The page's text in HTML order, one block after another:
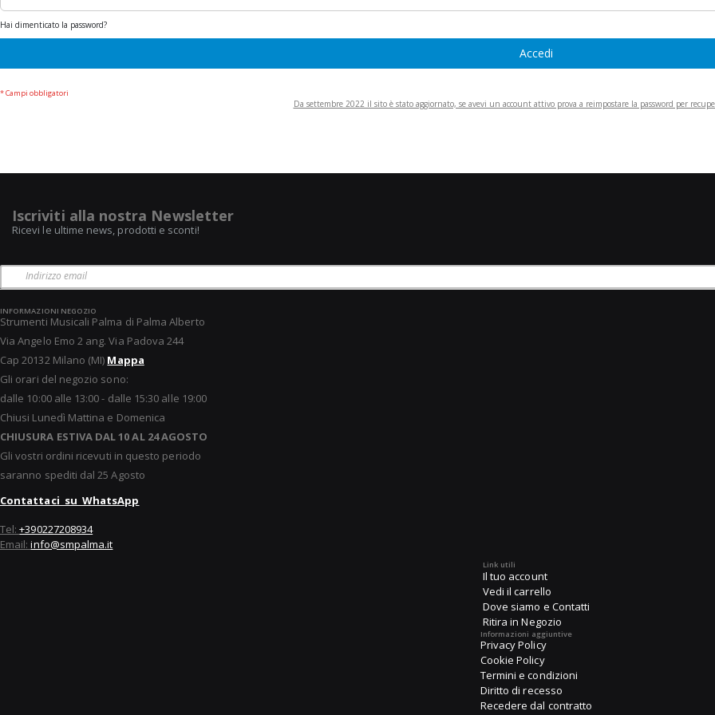
Hai dimenticato la password?
Accedi
Da settembre 2022 il sito è stato aggiornato, se avevi un account attivo prova a reimpostare la password per
Iscriviti alla nostra Newsletter
Ricevi le ultime news, prodotti e sconti!
INFORMAZIONI NEGOZIO
Strumenti Musicali Palma di Palma Alberto
Via Angelo Emo 2 ang. Via Padova 244
Cap 20132 Milano (MI) Mappa
Gli orari del negozio sono:
dalle 10:00 alle 13:00 - dalle 15:30 alle 19:00
Chiusi Lunedì Mattina e Domenica
CHIUSURA ESTIVA DAL 10 AL 24 AGOSTO
Gli vostri ordini ricevuti in questo periodo
saranno spediti dal 25 Agosto
Contattaci su WhatsApp
Tel:+390227208934
Email:info@smpalma.it
Link utili
Il tuo account
Vedi il carrello
Dove siamo e Contatti
Ritira in Negozio
Informazioni aggiuntive
Privacy Policy
Cookie Policy
Termini e condizioni
Diritto di recesso
Recedere dal contratto